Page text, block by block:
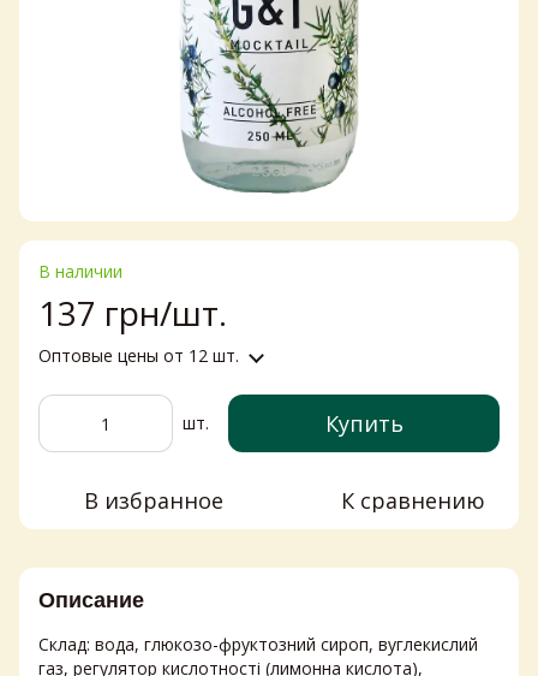
В наличии
137 грн/шт.
Оптовые цены от 12 шт.
шт. Купить
В избранное К сравнению
Описание
Склад: вода, глюкозо-фруктозний сироп, вуглекислий
газ, регулятор кислотності (лимонна кислота),